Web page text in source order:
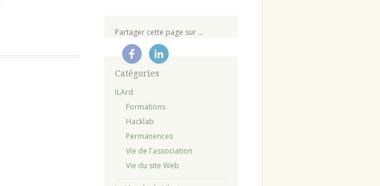
Partager cette page sur ...
Catégories
ILArd
Formations
Hacklab
Permanences
Vie de l'association
Vie du site Web